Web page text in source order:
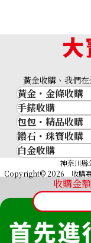
收購參考價格
NTD 631,134
收購金
黃金收購、我們
黃金・金條收購
黃金與貴金屬
金的錠
金幣
黃金過去10年
黃金飾品
黃金戒指
黃金項鍊
手錶收購
名牌手錶
Rolex
Patek Philippe
Audemars
Vacheron
A. Lange &
Breguet
包包・精品收購
品牌精品
Cartier
LOUIS
Hermès
CELINE
CHANEL
Fendi
鑽石・珠寶收購
鑽石･珠寶
祖母綠（翠玉）
紅寶石（紅玉）
藍寶石（蒼玉）
白金收購
神奈川
Copyright© 2026 收購